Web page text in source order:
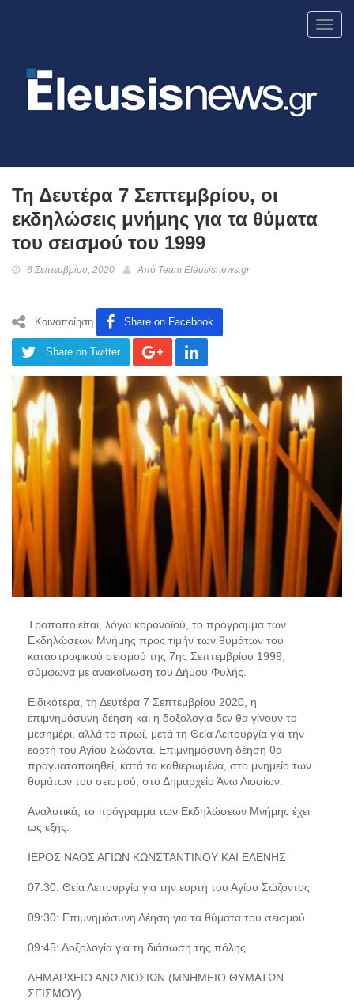
Τη Δευτέρα 7 Σεπτεμβρίου, οι
εκδηλώσεις μνήμης για τα θύματα
του σεισμού του 1999
6 Σεπτεμβρίου, 2020 Από Team Eleusisnews.gr
Κοινοποίηση Share on Facebook
Share on Twitter
Τροποποιείται, λόγω κορονοϊού , το πρόγραμμα των
Εκδηλώσεων Μνήμης προς τιμήν των θυμάτων του
καταστροφικού σεισμού της 7ης Σεπτεμβρίου 1999
σύμφωνα με ανακοίνωση του Δήμου Φυλής.
Ειδικότερα, τη Δευτέρα 7 Σεπτεμβρίου 2020, η
επιμνημόσυνη δέηση και η δοξολογία δεν θα γίνουν το
μεσημέρι, αλλά το πρωί, μετά τη Θεία Λειτουργία για την
εορτή του Αγίου Σώζοντα. Επιμνημόσυνη δέηση θα
πραγματοποιηθεί, κατά τα καθιερωμένα, στο μνημείο των
θυμάτων του σεισμού, στο Δημαρχείο Άνω Λιοσίων.
Αναλυτικά, το πρόγραμμα των Εκδηλώσεων Μνήμης έχει
ως εξής:
ΙΕΡΟΣ ΝΑΟΣ ΑΓΙΩΝ ΚΩΝΣΤΑΝΤΙΝΟΥ ΚΑΙ ΕΛΕΝΗΣ
07:30: Θεία Λειτουργία για την εορτή του Αγίου Σώζοντος
09:30: Επιμνημόσυνη Δέηση για τα θύματα του σεισμού
09:45: Δοξολογία για τη διάσωση της πόλης
ΔΗΜΑΡΧΕΙΟ ΑΝΩ ΛΙΟΣΙΩΝ (ΜΝΗΜΕΙΟ ΘΥΜΑΤΩΝ
ΣΕΙΣΜΟΥ)